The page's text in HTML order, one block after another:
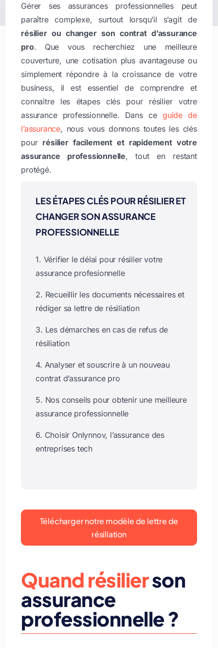
Gérer ses assurances professionnelles peut
paraître complexe, surtout lorsqu’il s’agit de
résilier ou changer son contrat d’assurance
pro. Que vous recherchiez une meilleure
couverture, une cotisation plus avantageuse ou
simplement répondre à la croissance de votre
business, il est essentiel de comprendre et
connaitre les étapes clés pour résilier votre
assurance professionnelle. Dans ce guide de
l’assurance, nous vous donnons toutes les clés
pour résilier facilement et rapidement votre
assurance professionnelle, tout en restant
protégé.
LES ÉTAPES CLÉS POUR RÉSILIER ET
CHANGER SON ASSURANCE
PROFESSIONNELLE
1. Vérifier le délai pour résilier votre
assurance profesionnelle
2. Recueillir les documents nécessaires et
rédiger sa lettre de résiliation
3. Les démarches en cas de refus de
résiliation
4. Analyser et souscrire à un nouveau
contrat d’assurance pro
5. Nos conseils pour obtenir une meilleure
assurance professionnelle
6. Choisir Onlynnov, l’assurance des
entreprises tech
Télécharger notre modèle de lettre de
résiliation
Quand résilierson
assurance
professionnelle ?